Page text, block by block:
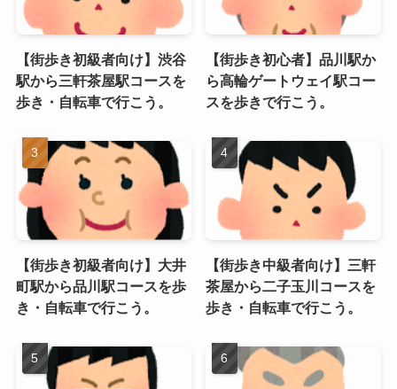
【街歩き初級者向け】渋谷
駅から三軒茶屋駅コースを
歩き・自転車で行こう。
【街歩き初心者】品川駅か
ら高輪ゲートウェイ駅コー
スを歩きで行こう。
【街歩き初級者向け】大井
町駅から品川駅コースを歩
き・自転車で行こう。
【街歩き中級者向け】三軒
茶屋から二子玉川コースを
歩き・自転車で行こう。